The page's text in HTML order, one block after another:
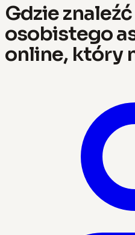
Gdzie
osobistego
online, który